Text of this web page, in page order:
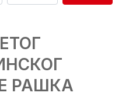
РАШКА